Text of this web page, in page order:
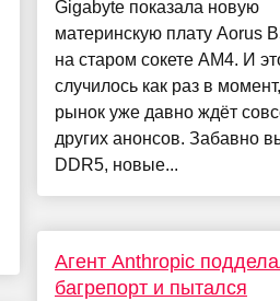
Gigabyte показала новую
материнскую плату Aorus
на старом сокете AM4. И
случилось как раз в
рынок уже давно ждёт
других анонсов. Забавно
DDR5, новые...
Агент Anthropic
багрепорт и пытался